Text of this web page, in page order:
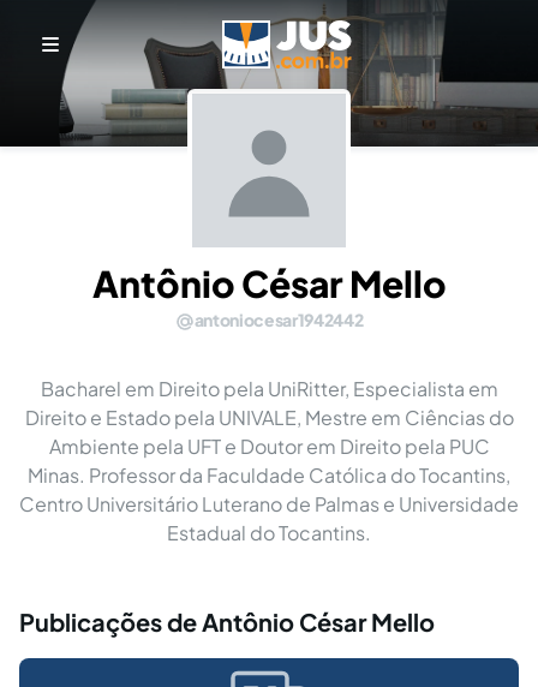
Antônio César Mello
antoniocesar1942442
Bacharel em Direito pela UniRitter, Especialista em
Direito e Estado pela UNIVALE, Mestre em Ciências do
Ambiente pela UFT e Doutor em Direito pela PUC
Minas. Professor da Faculdade Católica do Tocantins,
Centro Universitário Luterano de Palmas e Universidade
Estadual do Tocantins.
Publicações de Antônio César Mello